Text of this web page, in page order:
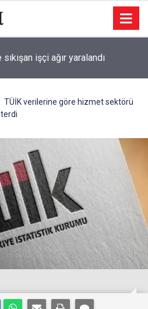
işçi ağır yaralandı
TÜİK verilerine göre hizmet sektörü